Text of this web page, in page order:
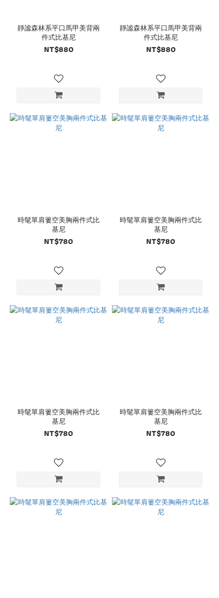
靜謐森林系平口馬甲美背兩
件式比基尼
NT$880
靜謐森林系平口馬甲美背兩
件式比基尼
NT$880
時髦單肩簍空美胸兩件式比
基尼
NT$780
時髦單肩簍空美胸兩件式比
基尼
NT$780
時髦單肩簍空美胸兩件式比
基尼
NT$780
時髦單肩簍空美胸兩件式比
基尼
NT$780